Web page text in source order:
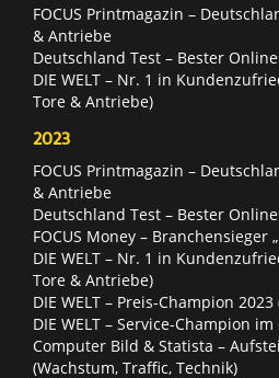
FOCUS Printmagazin –
& Antriebe
Deutschland Test – Bester
DIE WELT – Nr. 1 in
Tore & Antriebe)
2023
FOCUS Printmagazin –
& Antriebe
Deutschland Test – Bester
FOCUS Money – Branchensieger
DIE WELT – Nr. 1 in
Tore & Antriebe)
DIE WELT – Preis-Champion
DIE WELT – Service-Champion
Computer Bild & Statista –
(Wachstum, Traffic, Technik)